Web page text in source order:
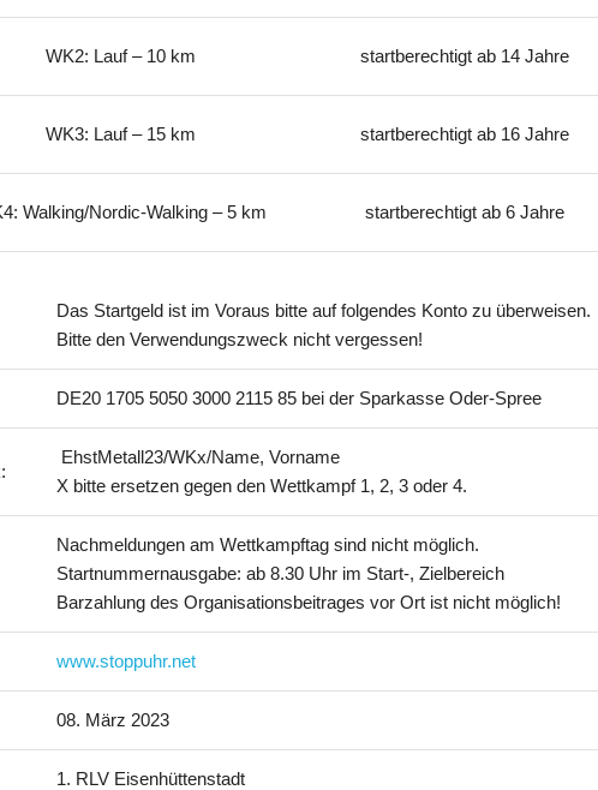
WK2: Lauf – 10 km startberechtigt ab 14 Jahre
WK3: Lauf – 15 km startberechtigt ab 16 Jahre
Walking/Nordic-Walking – 5 km startberechtigt ab 6 Jahre
Das Startgeld ist im Voraus bitte auf folgendes Konto zu überweisen.
Bitte den Verwendungszweck nicht vergessen!
DE20 1705 5050 3000 2115 85 bei der Sparkasse Oder-Spree
EhstMetall23/WKx/Name, Vorname
X bitte ersetzen gegen den Wettkampf 1, 2, 3 oder 4.
Nachmeldungen am Wettkampftag sind nicht möglich.
Startnummernausgabe: ab 8.30 Uhr im Start-, Zielbereich
Barzahlung des Organisationsbeitrages vor Ort ist nicht möglich!
www.stoppuhr.net
08. März 2023
1. RLV Eisenhüttenstadt